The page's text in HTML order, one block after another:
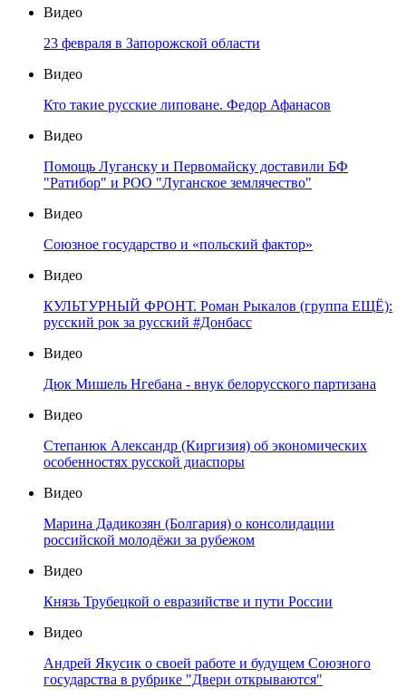
Видео
23 февраля в Запорожской области
Видео
Кто такие русские липоване. Федор Афанасов
Видео
Помощь Луганску и Первомайску доставили БФ
"Ратибор" и РОО "Луганское землячество"
Видео
Союзное государство и «польский фактор»
Видео
КУЛЬТУРНЫЙ ФРОНТ. Роман Рыкалов (группа ЕЩЁ):
русский рок за русский #Донбасс
Видео
Дюк Мишель Нгебана - внук белорусского партизана
Видео
Степанюк Александр (Киргизия) об экономических
особенностях русской диаспоры
Видео
Марина Дадикозян (Болгария) о консолидации
российской молодёжи за рубежом
Видео
Князь Трубецкой о евразийстве и пути России
Видео
Андрей Якусик о своей работе и будущем Союзного
государства в рубрике "Двери открываются"